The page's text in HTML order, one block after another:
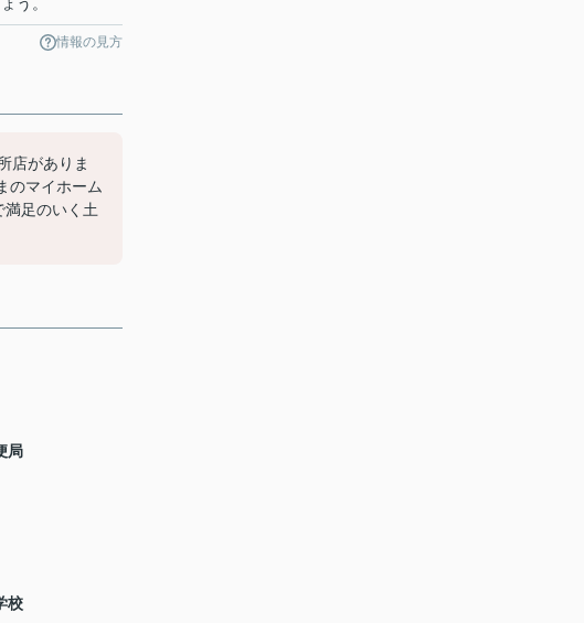
情報の見方
店がありま
のマイホーム
足のいく土
局
校